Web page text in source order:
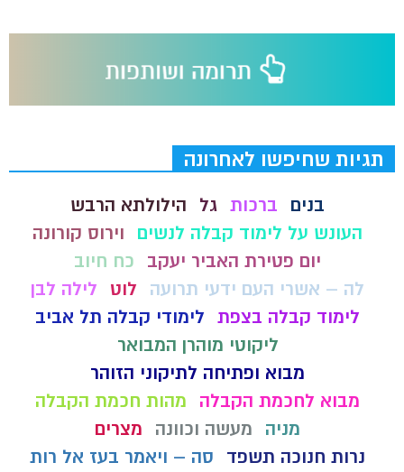
תגיות שחיפשו לאחרונה
בנים ברכות גל
הילולתא הרבש
העונש על לימוד קבלה לנשים
וירוס קורונה
יום פטירת האביר יעקב
כח חיוב
לה – אשרי העם ידעי תרועה
לוט
לילה לבן
לימוד קבלה בצפת לימודי קבלה תל אביב
ליקוטי מוהרן המבואר
מבוא ופתיחה לתיקוני הזוהר
מבוא לחכמת הקבלה
מהות חכמת הקבלה
מניה
מעשה וכוונה
מצרים
נרות חנוכה תשפד
סה – ויאמר בעז אל רות